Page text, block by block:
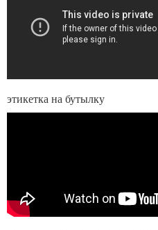
этикетка на бутылку